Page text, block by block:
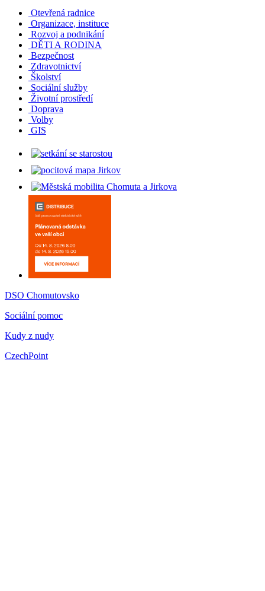
Otevřená radnice
Organizace, instituce
Rozvoj a podnikání
DĚTI A RODINA
Bezpečnost
Zdravotnictví
Školství
Sociální služby
Životní prostředí
Doprava
Volby
GIS
DSO Chomutovsko
Sociální pomoc
Kudy z nudy
CzechPoint